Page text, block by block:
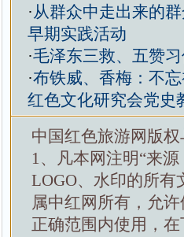
·从群众中走出来的
早期实践活动
·毛泽东三救、五赞习
·布铁威、香梅：不
红色文化研究会党史
中国红色旅游网版权
1、凡本网注明“来
LOGO、水印的所有
属中红网所有，允
正确范围内使用，